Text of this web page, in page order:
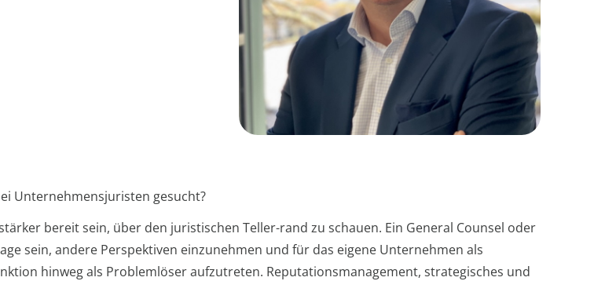
Unternehmensjuristen gesucht?
bereit sein, über den juristischen Teller-rand zu schauen. Ein General Counsel oder
sein, andere Perspektiven einzunehmen und für das eigene Unternehmen als
hinweg als Problemlöser aufzutreten. Reputationsmanagement, strategisches und